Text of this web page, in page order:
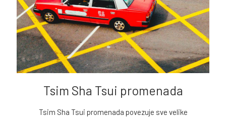
Tsim Sha Tsui promenada
Tsim Sha Tsui promenada povezuje sve velike